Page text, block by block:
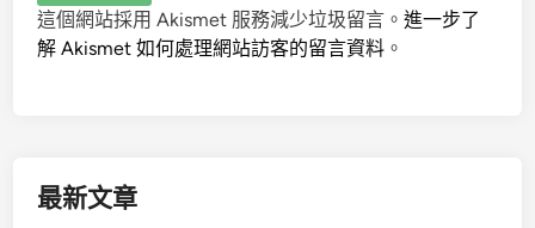
這個網站採用 Akismet 服務減少垃圾留言。進一步了
解 Akismet 如何處理網站訪客的留言資料 。
最新文章